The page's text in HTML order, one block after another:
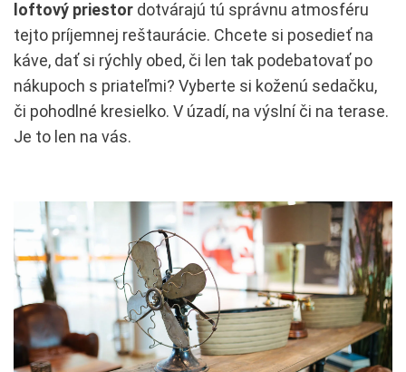
loftový priestor dotvárajú tú správnu atmosféru
tejto príjemnej reštaurácie. Chcete si posedieť na
káve, dať si rýchly obed, či len tak podebatovať po
nákupoch s priateľmi? Vyberte si koženú sedačku,
či pohodlné kresielko. V úzadí, na výslní či na terase.
Je to len na vás.